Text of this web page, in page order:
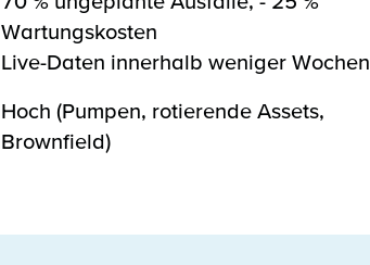
Wartungskosten
Live-Daten innerhalb weniger Wochen
Hoch (Pumpen, rotierende Assets,
Brownfield)